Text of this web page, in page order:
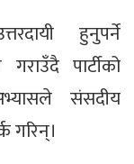
हुनुपर्ने
पार्टीको
संसदीय
गरिन्।